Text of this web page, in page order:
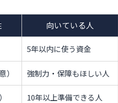
向いている人
5年以内に使う資金
） 強制力・保障もほしい人
10年以上準備できる人